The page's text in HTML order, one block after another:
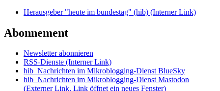
Herausgeber "heute im bundestag" (hib) (Interner Link)
Abonnement
Newsletter abonnieren
RSS-Dienste (Interner Link)
hib_Nachrichten im Mikroblogging-Dienst BlueSky
hib_Nachrichten im Mikroblogging-Dienst Mastodon
(Externer Link, Link öffnet ein neues Fenster)